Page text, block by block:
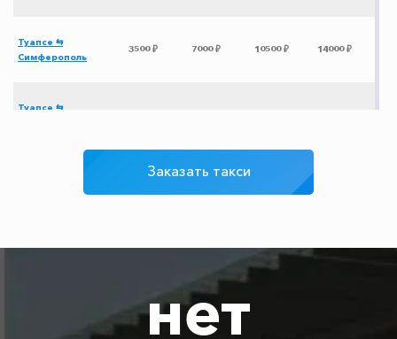
Туапсе ⇆
Симферополь
3500 ₽ 7000 ₽ 10500 ₽ 14000 ₽
Туапсе ⇆
2190 ₽ 4380 ₽
750 ₽ 1500 ₽ 2250 ₽ 3000 ₽
1770 ₽
Заказать такси
нет